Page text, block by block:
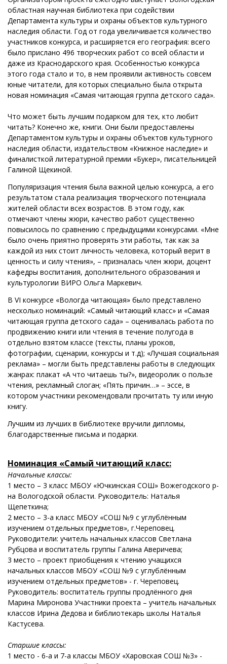
областная научная библиотека при содействии
Департамента культуры и охраны объектов культурного
наследия области. Год от года увеличивается количество
участников конкурса, и расширяется его география: всего
было прислано 496 творческих работ со всей области и
даже из Краснодарского края. Особенностью конкурса
этого года стало и то, в нем проявили активность совсем
юные читатели, для которых специально была открыта
новая номинация «Самая читающая группа детского сада».
Что может быть лучшим подарком для тех, кто любит
читать? Конечно же, книги. Они были предоставлены
Департаментом культуры и охраны объектов культурного
наследия области, издательством «Книжное наследие» и
финалисткой литературной премии «Букер», писательницей
Галиной Щекиной.
Популяризация чтения была важной целью конкурса, а его
результатом стала реализация творческого потенциала
жителей области всех возрастов. В этом году, как
отмечают члены жюри, качество работ существенно
повысилось по сравнению с предыдущими конкурсами. «Мне
было очень приятно проверять эти работы, так как за
каждой из них стоит личность человека, который верит в
ценность и силу чтения», – призналась член жюри, доцент
кафедры воспитания, дополнительного образования и
культурологии ВИРО Ольга Маркевич.
В VI конкурсе «Вологда читающая» было представлено
несколько номинаций: «Самый читающий класс» и «Самая
читающая группа детского сада» – оценивалась работа по
продвижению книги или чтения в течение полугода в
отдельно взятом классе (тексты, планы уроков,
фотографии, сценарии, конкурсы и т.д); «Лучшая социальная
реклама» – могли быть представлены работы в следующих
жанрах: плакат «А что читаешь ты?», видеоролик о пользе
чтения, рекламный слоган; «Пять причин…» – эссе, в
котором участники рекомендовали прочитать ту или иную
книгу.
Лучшим из лучших в библиотеке вручили дипломы,
благодарственные письма и подарки.
Номинация «Самый читающий класс:
Начальные классы:
1 место – 3 класс МБОУ «Ючкинская СОШ» Вожегодского р-
на Вологодской области. Руководитель: Наталья
Щепеткина;
2 место – 3-а класс МБОУ «СОШ №9 с углублённым
изучением отдельных предметов», г.Череповец.
Руководители: учитель начальных классов Светлана
Рубцова и воспитатель группы Галина Аверичева;
3 место – проект приобщения к чтению учащихся
начальных классов МБОУ «СОШ №9 с углублённым
изучением отдельных предметов» - г. Череповец.
Руководитель: воспитатель группы продлённого дня
Марина Миронова Участники проекта – учитель начальных
классов Ирина Дедова и библиотекарь школы Наталья
Кастусева.
Старшие классы:
1 место - 6-а и 7-а классы МБОУ «Харовская СОШ №3» -